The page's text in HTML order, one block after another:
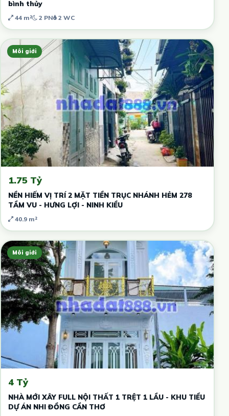
bình thủy
44 m² 2 PN 2 WC
Môi giới
1.75 Tỷ
NỀN HIẾM VỊ TRÍ 2 MẶT TIỀN TRỤC NHÁNH HẺM 278
TẦM VU - HƯNG LỢI - NINH KIỀU
40.9 m²
Môi giới
4 Tỷ
NHÀ MỚI XÂY FULL NỘI THẤT 1 TRỆT 1 LẦU - KHU TIỂU
DỰ ÁN NHI ĐỒNG CẦN THƠ